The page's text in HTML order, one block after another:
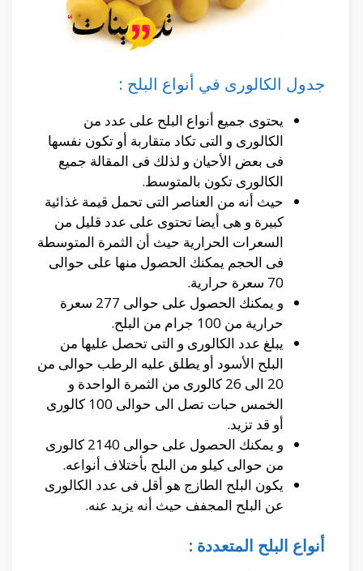
جدول الكالورى في أنواع البلح :
يحتوى جميع أنواع البلح على عدد من
الكالورى و التى تكاد متقاربة أو تكون نفسها
فى بعض الأحيان و لذلك فى المقالة جميع
الكالورى تكون بالمتوسط.
حيث أنه من العناصر التى تحمل قيمة غذائية
كبيرة و هى أيضا تحتوى على عدد قليل من
السعرات الحرارية حيث أن الثمرة المتوسطة
فى الحجم يمكنك الحصول منها على حوالى
70 سعرة حرارية.
و يمكنك الحصول على حوالى 277 سعرة
حرارية من 100 جرام من البلح.
يبلغ عدد الكالورى و التى تحصل عليها من
البلح الأسود أو يطلق عليه الرطب حوالى من
20 الى 26 كالورى من الثمرة الواحدة و
الخمس حبات تصل الى حوالى 100 كالورى
أو قد تزيد.
و يمكنك الحصول على حوالى 2140 كالورى
من حوالى كيلو من البلح بأختلاف أنواعه.
يكون البلح الطازج هو أقل فى عدد الكالورى
عن البلح المجفف حيث أنه يزيد عنه.
أنواع البلح المتعددة :